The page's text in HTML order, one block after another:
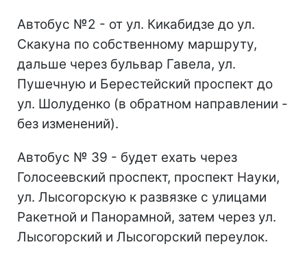
Автобус №2 - от ул. Кикабидзе до ул.
Скакуна по собственному маршруту,
дальше через бульвар Гавела, ул.
Пушечную и Берестейский проспект до
ул. Шолуденко (в обратном направлении -
без изменений).
Автобус № 39 - будет ехать через
Голосеевский проспект, проспект Науки,
ул. Лысогорскую к развязке с улицами
Ракетной и Панорамной, затем через ул.
Лысогорский и Лысогорский переулок.